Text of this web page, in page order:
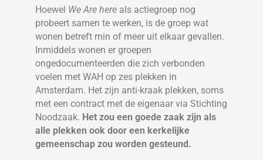
Hoewel We Are here als actiegroep nog
probeert samen te werken, is de groep wat
wonen betreft min of meer uit elkaar gevallen.
Inmiddels wonen er groepen
ongedocumenteerden die zich verbonden
voelen met WAH op zes plekken in
Amsterdam. Het zijn anti-kraak plekken, soms
met een contract met de eigenaar via Stichting
Noodzaak. Het zou een goede zaak zijn als
alle plekken ook door een kerkelijke
gemeenschap zou worden gesteund.